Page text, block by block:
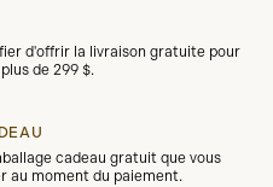
d'offrir la livraison gratuite pour
de 299 $.
cadeau gratuit que vous
au moment du paiement.